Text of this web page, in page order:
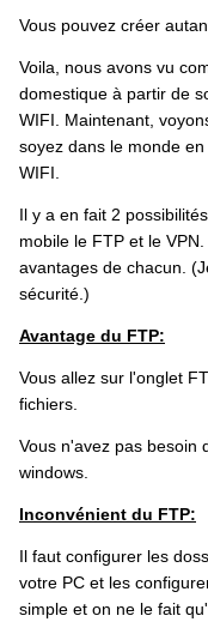
Vous pouvez créer
Voila, nous avons vu
domestique à partir de
WIFI. Maintenant,
soyez dans le monde
WIFI.
Il y a en fait 2
mobile le FTP et le
avantages de chacun.
sécurité.)
Avantage du FTP:
Vous allez sur l'onglet
fichiers.
Vous n'avez pas besoin
windows.
Inconvénient du FTP:
Il faut configurer les
votre PC et les
simple et on ne le fait